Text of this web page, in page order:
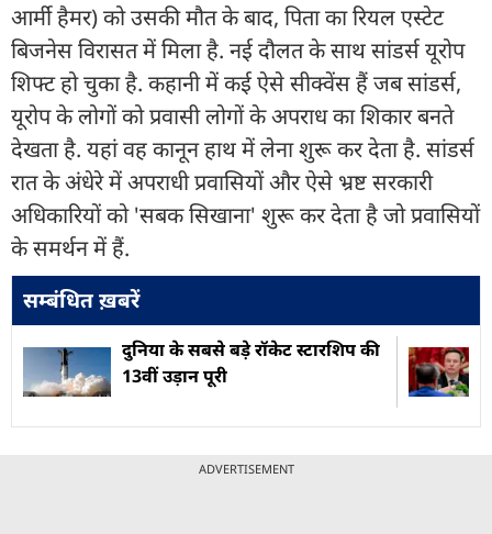
आर्मी हैमर) को उसकी मौत के बाद, पिता का रियल एस्टेट
बिजनेस विरासत में मिला है. नई दौलत के साथ सांडर्स यूरोप
शिफ्ट हो चुका है. कहानी में कई ऐसे सीक्वेंस हैं जब सांडर्स,
यूरोप के लोगों को प्रवासी लोगों के अपराध का शिकार बनते
देखता है. यहां वह कानून हाथ में लेना शुरू कर देता है. सांडर्स
रात के अंधेरे में अपराधी प्रवासियों और ऐसे भ्रष्ट सरकारी
अधिकारियों को 'सबक सिखाना' शुरू कर देता है जो प्रवासियों
के समर्थन में हैं.
सम्बंधित ख़बरें
दुनिया के सबसे बड़े रॉकेट स्टारशिप की
13वीं उड़ान पूरी
ADVERTISEMENT